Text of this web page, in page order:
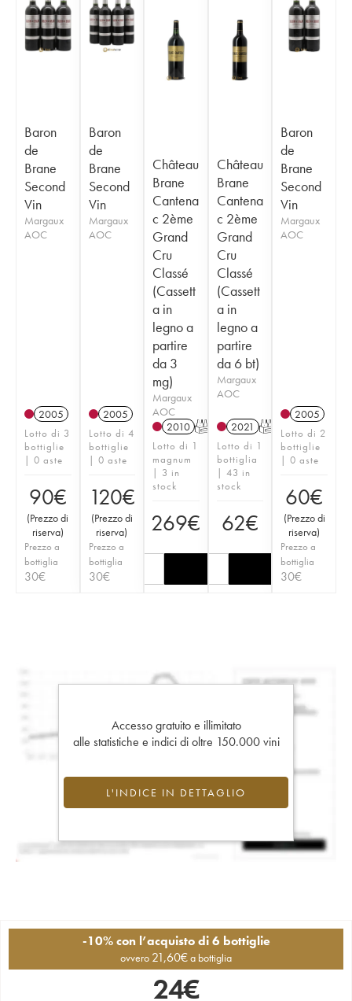
Baron
de
Brane
Second
Vin
Margaux
AOC
2005
Lotto di 3
bottiglie
| 0 aste
90€
(Prezzo di
riserva)
Prezzo a
bottiglia
30€
Baron
de
Brane
Second
Vin
Margaux
AOC
2005
Lotto di 4
bottiglie
| 0 aste
120€
(Prezzo di
riserva)
Prezzo a
bottiglia
30€
Château
Brane
Cantena
c 2ème
Grand
Cru
Classé
(Cassett
a in
legno a
partire
da 3
mg)
Margaux
AOC
2010 T
Lotto di 1
magnum
| 3 in
stock
269€
Château
Brane
Cantena
c 2ème
Grand
Cru
Classé
(Cassett
a in
legno a
partire
da 6 bt)
Margaux
AOC
2021 T
Lotto di 1
bottiglia
| 43 in
stock
62€
Baron
de
Brane
Second
Vin
Margaux
AOC
2005
Lotto di 2
bottiglie
| 0 aste
60€
(Prezzo di
riserva)
Prezzo a
bottiglia
30€
Accesso gratuito e illimitato
alle statistiche e indici di oltre 150.000 vini
L'INDICE IN DETTAGLIO
-10% con l’acquisto di 6 bottiglie
ovvero 21,60€a bottiglia
24€